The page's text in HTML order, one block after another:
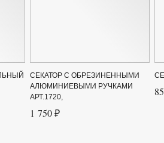
СЕКАТОР С ОБРЕЗИНЕННЫМИ
АЛЮМИНИЕВЫМИ РУЧКАМИ
АРТ.1720,
1 750 ₽